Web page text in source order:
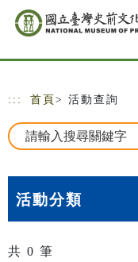
跳到主要內容
網站導覽
::: 首頁 > 活動查詢
活動分類
共 0 筆